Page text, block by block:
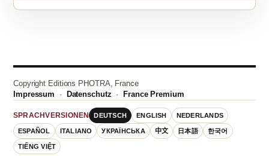
Copyright Editions PHOTRA, France
Impressum · Datenschutz · France Premium
SPRACHVERSIONEN DEUTSCH ENGLISH NEDERLANDS
ESPAÑOL ITALIANO УКРАЇНСЬКА 中文 日本語 한국어
TIẾNG VIỆT